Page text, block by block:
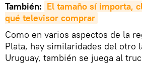
También: El tamaño sí importa,
qué televisor comprar
Como en varios aspectos de la
Plata, hay similaridades del otro
Uruguay, también se juega al